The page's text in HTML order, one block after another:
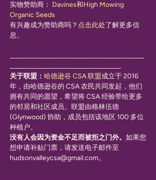
实物赞助商： Davines和High Mowing
Organic Seeds
有兴趣成为赞助商吗？ 点击此处了解更多信
息。
关于联盟： 哈德逊谷 CSA 联盟成立于 2016
年，由哈德逊谷的 CSA 农民共同发起，他们
拥有共同的愿望，希望将 CSA 经验带给更多
的邻居和社区成员。联盟由格林伍德
(Glynwood) 协助，成员包括该地区 100 多位
种植户。
没有人会因为资金不足而被拒之门外。 如果您
想申请补贴门票，请发送电子邮件至
hudsonvalleycsa@gmail.com。